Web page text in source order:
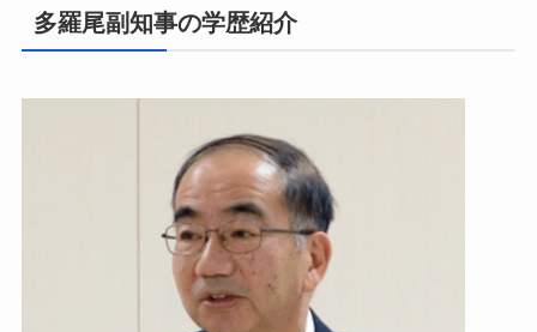
多羅尾副知事の学歴紹介